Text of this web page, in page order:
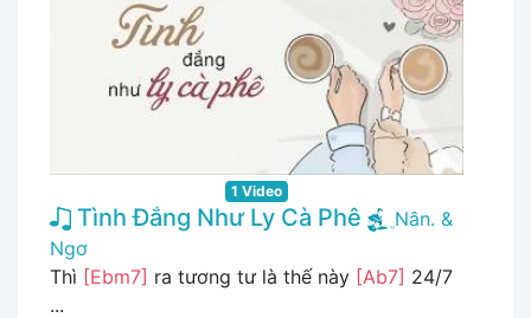
1 Video
Tình Đắng Như Ly Cà Phê
Nân. &
Ngơ
Thì [Ebm7] ra tương tư là thế này [Ab7] 24/7
...